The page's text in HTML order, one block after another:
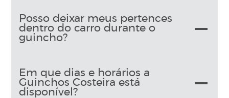
Posso deixar meus pertences
dentro do carro durante o
guincho?
Em que dias e horários a
Guinchos Costeira está
disponível?